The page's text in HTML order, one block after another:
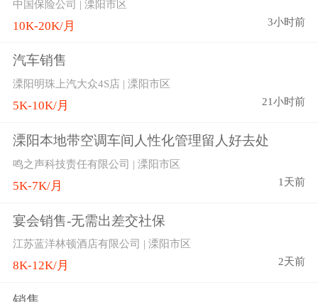
中国保险公司 | 溧阳市区
10K-20K/月 3小时前
汽车销售
溧阳明珠上汽大众4S店 | 溧阳市区
5K-10K/月 21小时前
溧阳本地带空调车间人性化管理留人好去处
鸣之声科技责任有限公司 | 溧阳市区
5K-7K/月 1天前
宴会销售-无需出差交社保
江苏蓝洋林顿酒店有限公司 | 溧阳市区
8K-12K/月 2天前